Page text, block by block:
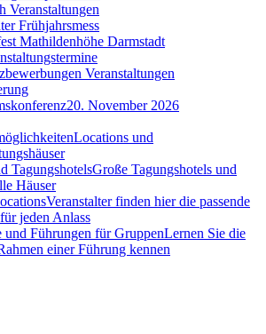
Veranstaltungen
Frühjahrsmess
Mathildenhöhe Darmstadt
Veranstaltungen
20. November 2026
Locations und
TagungshotelsGroße Tagungshotels und
Häuser
Veranstalter finden hier die passende
jeden Anlass
und Führungen für GruppenLernen Sie die
einer Führung kennen